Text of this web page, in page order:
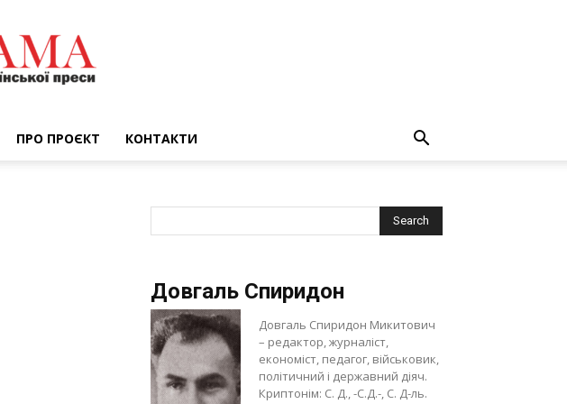
ПРО ПРОЄКТ КОНТАКТИ
Довгаль Спиридон
Довгаль Спиридон Микитович
– редактор, журналіст,
економіст, педагог, військовик,
політичний і державний діяч.
Криптонім: С. Д., -С.Д.-, С. Д-ль.